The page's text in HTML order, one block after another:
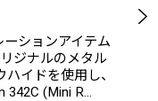
ションアイテム
ジナルのメタル
イドを使用し、
342C (Mini R…